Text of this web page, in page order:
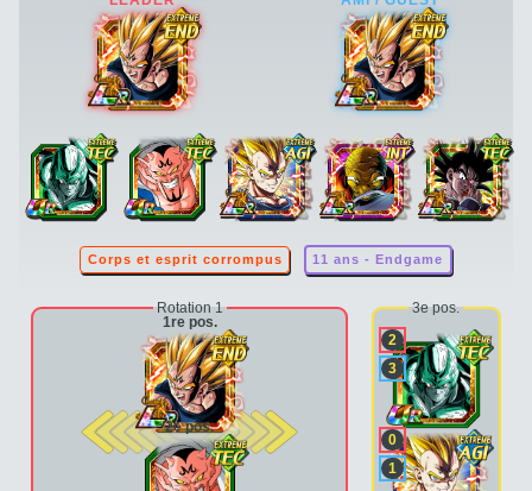
Corps et esprit corrompus 11 ans - Endgame
Rotation 1
1re pos.
2e pos.
3e pos.
2
3
0
1